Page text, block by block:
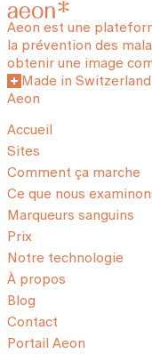
Aeon est une
la prévention des
obtenir une image
Made in Switzerland
Aeon
Accueil
Sites
Comment ça marche
Ce que nous
Marqueurs sanguins
Prix
Notre technologie
À propos
Blog
Contact
Portail Aeon